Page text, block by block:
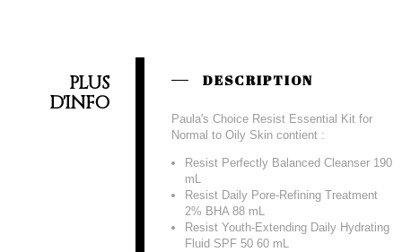
PLUS
D'INFO
DESCRIPTION
Paula's Choice Resist Essential Kit for
Normal to Oily Skin contient :
Resist Perfectly Balanced Cleanser 190
mL
Resist Daily Pore-Refining Treatment
2% BHA 88 mL
Resist Youth-Extending Daily Hydrating
Fluid SPF 50 60 mL